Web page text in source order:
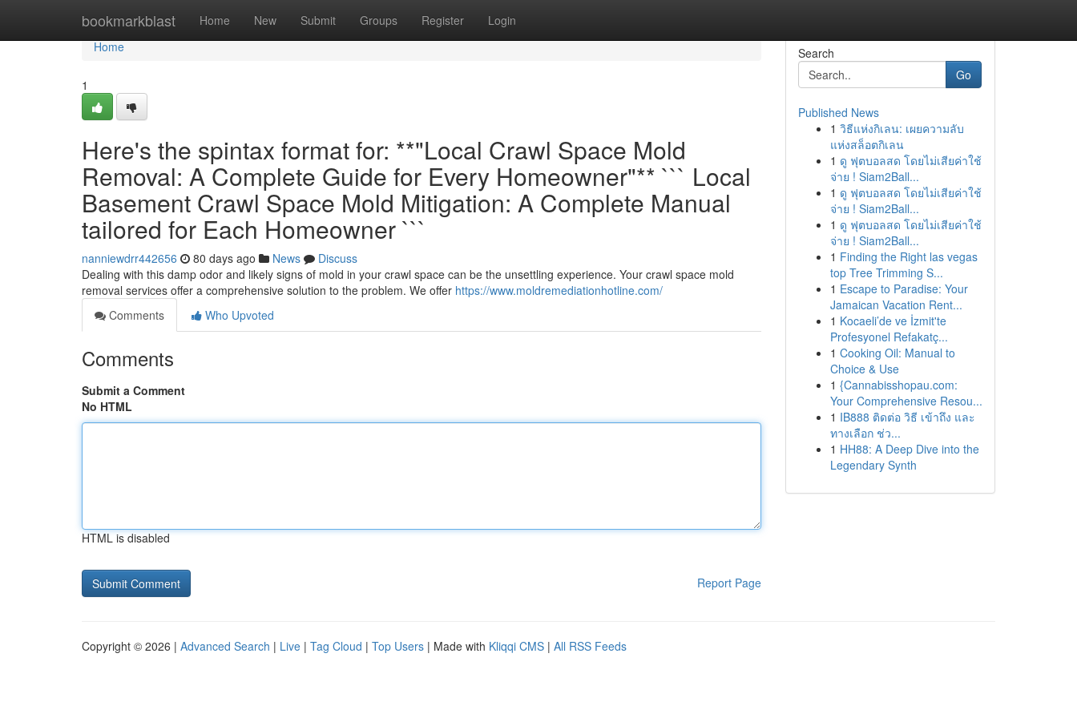
bookmarkblast Home New Submit Groups Register Login
Home
Home
1
Here's the spintax format for: **"Local Crawl Space Mold
Removal: A Complete Guide for Every Homeowner"** ``` Local
Basement Crawl Space Mold Mitigation: A Complete Manual
tailored for Each Homeowner ```
nanniewdrr442656 80 days ago News
Discuss
Dealing with this damp odor and likely signs of mold in your crawl space can be the unsettling experience. Your crawl space mold
removal services offer a comprehensive solution to the problem. We offer https://www.moldremediationhotline.com/
Comments
Who Upvoted
Comments
Submit a Comment
No HTML
HTML is disabled
Report Page
Search
Go
Published News
1 วิธีแห่งกิเลน: เผยความลับ
แห่งสล็อตกิเลน
1 ดู ฟุตบอลสด โดยไม่เสียค่าใช้
จ่าย ! Siam2Ball...
1 ดู ฟุตบอลสด โดยไม่เสียค่าใช้
จ่าย ! Siam2Ball...
1 ดู ฟุตบอลสด โดยไม่เสียค่าใช้
จ่าย ! Siam2Ball...
1 Finding the Right las vegas
top Tree Trimming S...
1 Escape to Paradise: Your
Jamaican Vacation Rent...
1 Kocaeli’de ve İzmit'te
Profesyonel Refakatç...
1 Cooking Oil: Manual to
Choice & Use
1 {Cannabisshopau.com:
Your Comprehensive Resou...
1 IB888 ติดต่อ วิธี เข้าถึง และ
ทางเลือก ช่ว...
1 HH88: A Deep Dive into the
Legendary Synth
Copyright © 2026 | Advanced Search | Live | Tag Cloud | Top Users | Made with Kliqqi CMS | All RSS Feeds